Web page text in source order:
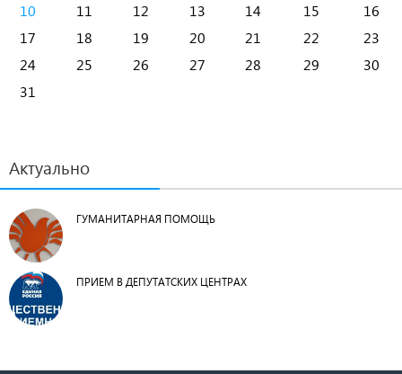
10
11 12 13 14 15
16
17
18 19 20 21 22
23
24
25 26 27 28 29
30
31
Актуально
ГУМАНИТАРНАЯ ПОМОЩЬ
ПРИЕМ В ДЕПУТАТСКИХ ЦЕНТРАХ